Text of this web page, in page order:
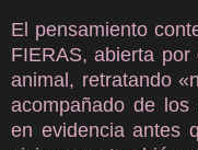
El pensamiento
FIERAS, abierta
animal, retratando
acompañado de los
en evidencia antes